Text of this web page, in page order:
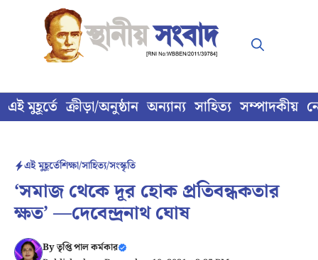
content
এই মুহূর্তে ক্রীড়া/অনুষ্ঠান অন্যান্য সাহিত্য সম্পাদকীয়
এই মুহূর্তেশিক্ষা/সাহিত্য/সংস্কৃতি
‘সমাজ থেকে দূর হোক প্রতিবন্ধকতার
ক্ষত’ —দেবেন্দ্রনাথ ঘোষ
Byতৃপ্তি পাল কর্মকার